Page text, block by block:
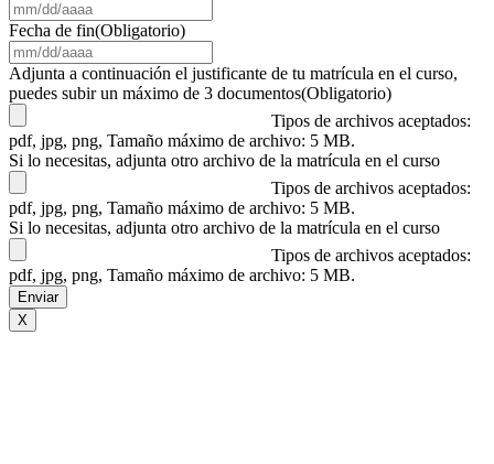
barra
DD
barra
AAAA
Fecha de fin(Obligatorio)
barra
DD
Adjunta a continuación el justificante de tu matrícula en el curso,
puedes subir un máximo de 3 documentos(Obligatorio)
Tipos de archivos aceptados:
pdf, jpg, png, Tamaño máximo de archivo: 5 MB.
Si lo necesitas, adjunta otro archivo de la matrícula en el curso
Tipos de archivos aceptados:
pdf, jpg, png, Tamaño máximo de archivo: 5 MB.
Si lo necesitas, adjunta otro archivo de la matrícula en el curso
Tipos de archivos aceptados:
pdf, jpg, png, Tamaño máximo de archivo: 5 MB.
X